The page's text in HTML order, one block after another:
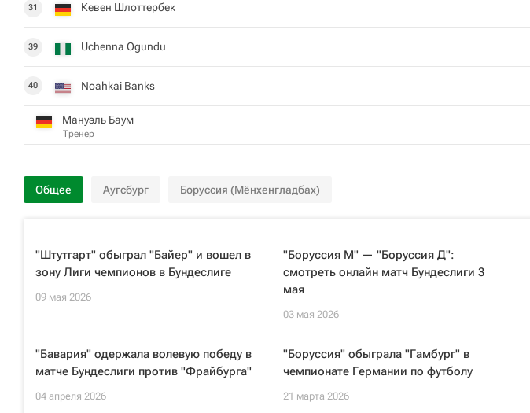
31 Кевен Шлоттербек
39 Uchenna Ogundu
40 Noahkai Banks
Мануэль Баум
Тренер
Общее Аугсбург Боруссия (Мёнхенгладбах)
"Штутгарт" обыграл "Байер" и вошел в
зону Лиги чемпионов в Бундеслиге
09 мая 2026
"Боруссия М" — "Боруссия Д":
смотреть онлайн матч Бундеслиги 3
мая
03 мая 2026
"Бавария" одержала волевую победу в
матче Бундеслиги против "Фрайбурга"
04 апреля 2026
"Боруссия" обыграла "Гамбург" в
чемпионате Германии по футболу
21 марта 2026